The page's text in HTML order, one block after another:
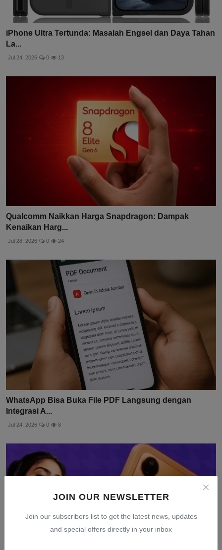
JOIN OUR NEWSLETTER
Join our subscribers list to get the latest news, updates
and special offers directly in your inbox
iPhone Ultra Tertunda: Masalah Engsel dan Daya Tahan
La...
Jul 24, 2026 0 13
Qualcomm Naikkan Harga Snapdragon: Dampak
Kenaikan Harg...
Jul 28, 2026 0 24
WhatsApp Bisa Buka File PDF Langsung dengan
Integrasi A...
Jul 24, 2026 0 8